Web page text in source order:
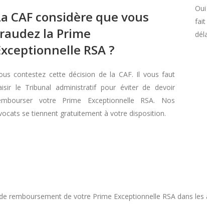
CAF considère que vous
la Prime
RSA ?
contestez cette décision de la CAF. Il vous faut
le Tribunal administratif pour éviter de devoir
votre Prime Exceptionnelle RSA. Nos
se tiennent gratuitement à votre disposition.
fait
remboursement de votre Prime Exceptionnelle RSA dans les